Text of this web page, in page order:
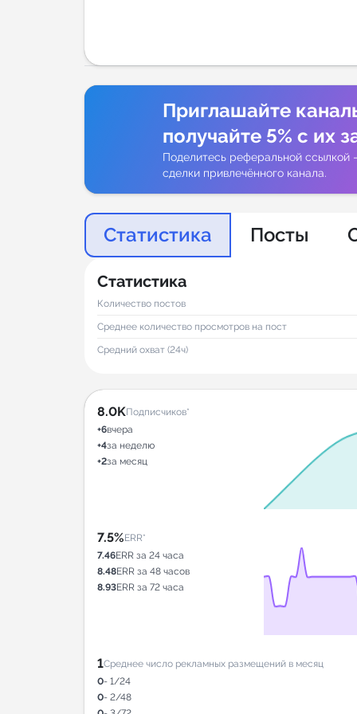
Приглашайте
получайте 5% с их
Поделитесь реферальной ссылкой
сделки привлечённого канала.
Статистика Посты
Статистика
Количество постов
Среднее количество просмотров на пост
Средний охват (24ч)
8.0KПодписчиков*
+6вчера
+4за неделю
+2за месяц
7.5%ERR*
7.46ERR за 24 часа
8.48ERR за 48 часов
8.93ERR за 72 часа
1Среднее число рекламных размещений в месяц
0- 1/24
0- 2/48